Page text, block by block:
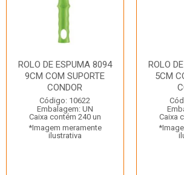
ROLO DE ESPUMA 8094
9CM COM SUPORTE
CONDOR
Código: 10622
Embalagem: UN
Caixa contém 240 un
*Imagem meramente
ilustrativa
ROLO
5CM
Caixa